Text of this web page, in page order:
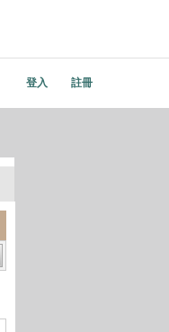
登入 註冊